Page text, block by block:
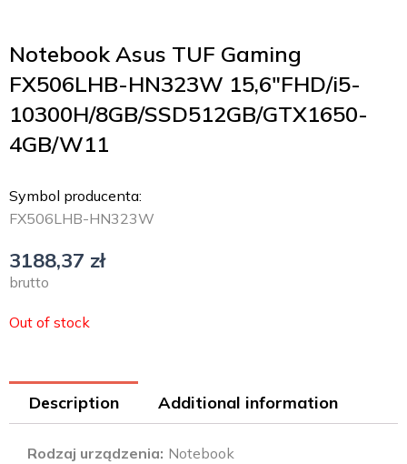
Notebook Asus TUF Gaming
FX506LHB-HN323W 15,6″FHD/i5-
10300H/8GB/SSD512GB/GTX1650-
4GB/W11
Symbol producenta:
FX506LHB-HN323W
3188,37 zł
brutto
Out of stock
Description Additional information
Rodzaj urządzenia Notebook